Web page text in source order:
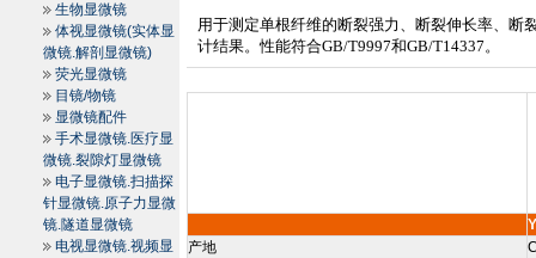
生物显微镜
体视显微镜(实体显
微镜.解剖显微镜)
荧光显微镜
目镜/物镜
显微镜配件
手术显微镜.医疗显
微镜.裂隙灯显微镜
电子显微镜.扫描探
针显微镜.原子力显微
镜.隧道显微镜
电视显微镜.视频显
用于测定单根纤维的断裂强力、断裂伸长率、断
计结果。性能符合GB/T9997和GB/T14337。
产地